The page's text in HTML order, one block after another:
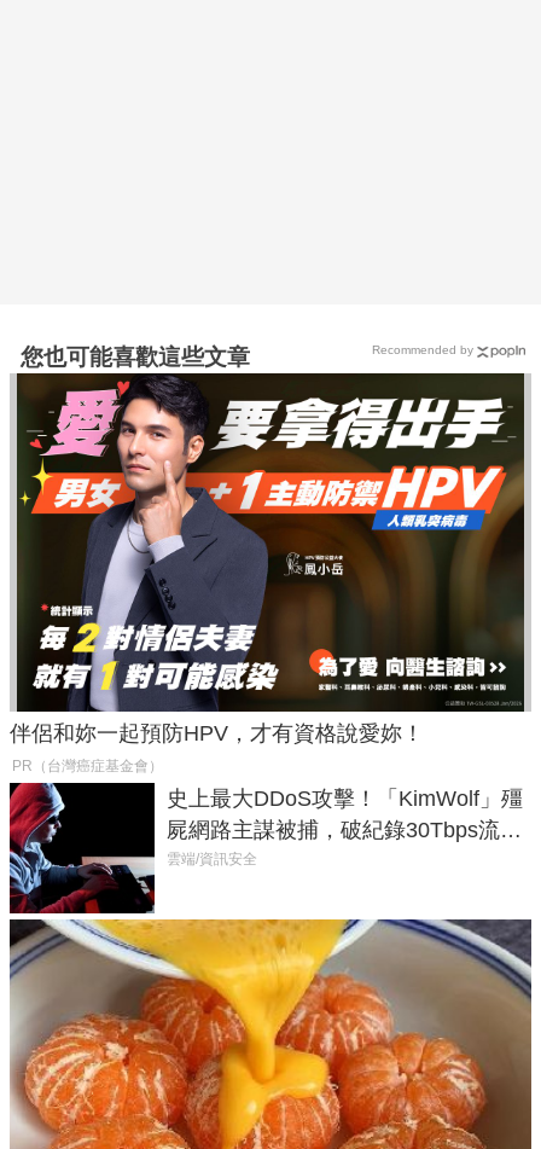
您也可能喜歡這些文章
伴侶和妳一起預防HPV，才有資格說愛妳！
PR（台灣癌症基金會）
史上最大DDoS攻擊！「KimWolf」殭
屍網路主謀被捕，破紀錄30Tbps流量
癱瘓全球！
雲端/資訊安全
Recommended by